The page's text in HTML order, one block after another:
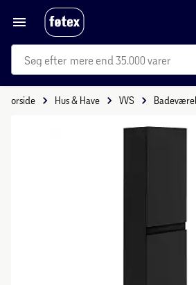
mere end 35.000 varer
Forside Hus & Have VVS